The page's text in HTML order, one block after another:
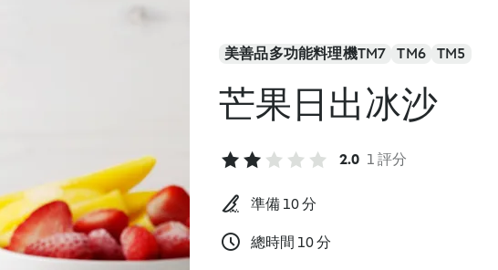
美善品多功能料理機TM7 TM6 TM5
芒果日出冰沙
2.0 1 評分
準備 10 分
總時間 10 分